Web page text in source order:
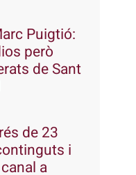
Puigtió:
però
de Sant
de 23
i
a